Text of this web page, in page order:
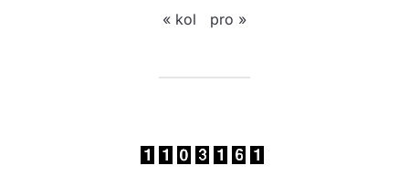
« kol
pro »